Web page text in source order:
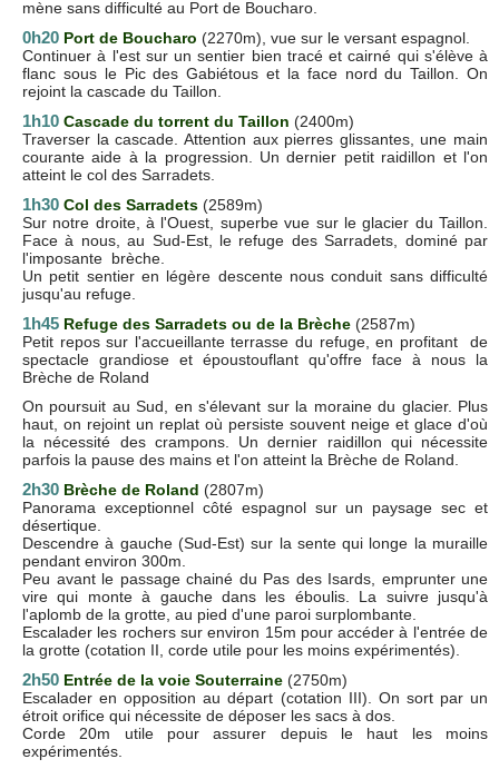
mène sans difficulté au Port de Boucharo.
0h20 Port de Boucharo (2270m), vue sur le versant espagnol.
Continuer à l'est sur un sentier bien tracé et cairné qui s'élève à
flanc sous le Pic des Gabiétous et la face nord du Taillon. On
rejoint la cascade du Taillon.
1h10 Cascade du torrent du Taillon (2400m)
Traverser la cascade. Attention aux pierres glissantes, une main
courante aide à la progression. Un dernier petit raidillon et l'on
atteint le col des Sarradets.
1h30 Col des Sarradets (2589m)
Sur notre droite, à l'Ouest, superbe vue sur le glacier du Taillon.
Face à nous, au Sud-Est, le refuge des Sarradets, dominé par
l'imposante brèche.
Un petit sentier en légère descente nous conduit sans difficulté
jusqu'au refuge.
1h45 Refuge des Sarradets ou de la Brèche (2587m)
Petit repos sur l'accueillante terrasse du refuge, en profitant de
spectacle grandiose et époustouflant qu'offre face à nous la
Brèche de Roland
On poursuit au Sud, en s'élevant sur la moraine du glacier. Plus
haut, on rejoint un replat où persiste souvent neige et glace d'où
la nécessité des crampons. Un dernier raidillon qui nécessite
parfois la pause des mains et l'on atteint la Brèche de Roland.
2h30 Brèche de Roland (2807m)
Panorama exceptionnel côté espagnol sur un paysage sec et
désertique.
Descendre à gauche (Sud-Est) sur la sente qui longe la muraille
pendant environ 300m.
Peu avant le passage chainé du Pas des Isards, emprunter une
vire qui monte à gauche dans les éboulis. La suivre jusqu'à
l'aplomb de la grotte, au pied d'une paroi surplombante.
Escalader les rochers sur environ 15m pour accéder à l'entrée de
la grotte (cotation II, corde utile pour les moins expérimentés).
2h50 Entrée de la voie Souterraine (2750m)
Escalader en opposition au départ (cotation III). On sort par un
étroit orifice qui nécessite de déposer les sacs à dos.
Corde 20m utile pour assurer depuis le haut les moins
expérimentés.